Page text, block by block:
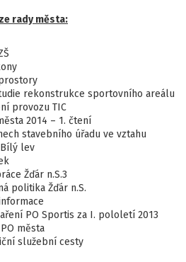
rady města:
rekonstrukce sportovního areálu
provozu TIC
2014 – 1. čtení
stavebního úřadu ve vztahu
lev
Žďár n.S.3
politika Žďár n.S.
PO Sportis za I. pololetí 2013
města
služební cesty